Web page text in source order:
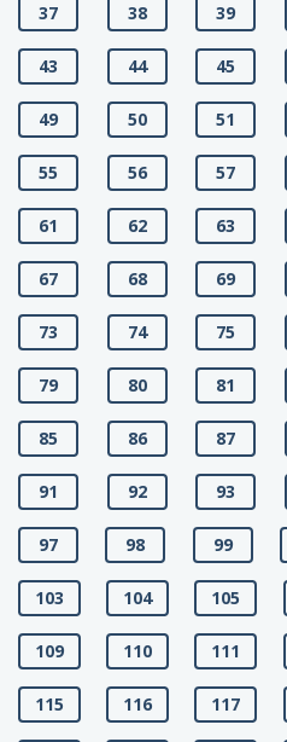
37 38 39
43 44 45
49 50 51
55 56 57
61 62 63
67 68 69
73 74 75
79 80 81
85 86 87
91 92 93
97 98 99
103 104 105
109 110 111
115 116 117